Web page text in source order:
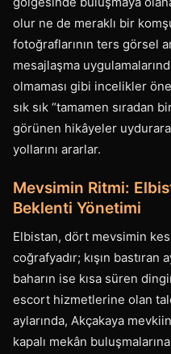
olur ne de meraklı bir
fotoğraflarının ters görsel
mesajlaşma
olmaması gibi incelikler
sık sık “tamamen sıradan
görünen hikâyeler
yollarını ararlar.
Mevsimin Ritmi:
Beklenti Yönetimi
Elbistan, dört mevsimin
coğrafyadır; kışın bastıran
baharın ise kısa süren
escort hizmetlerine olan
aylarında, Akçakaya
kapalı mekân